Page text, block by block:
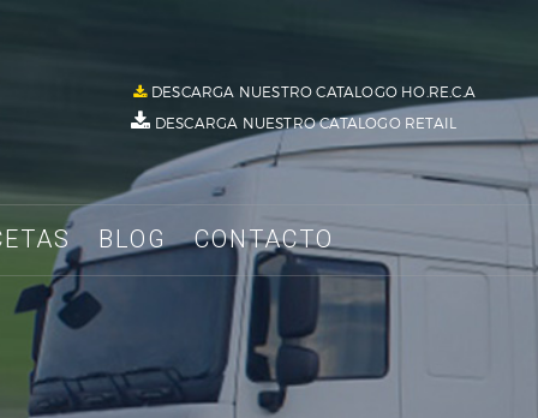
DESCARGA NUESTRO CATALOGO HO.RE.C.A
DESCARGA NUESTRO CATALOGO RETAIL
BLOG CONTACTO